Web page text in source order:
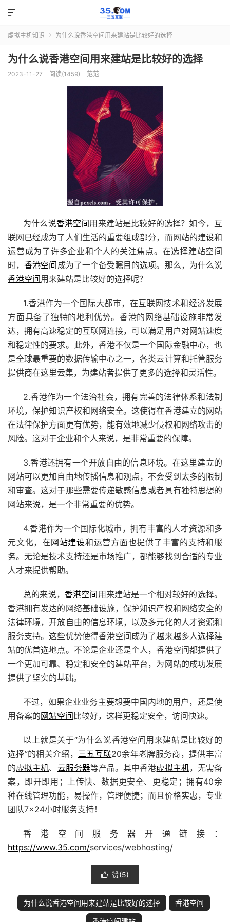

虚拟主机知识  为什么说香港空间用来建站是比较好的选择
为什么说香港空间用来建站是比较好的选择
2023-11-27 阅读(1459) 范范
为什么说香港空间用来建站是比较好的选择？如今，互
联网已经成为了人们生活的重要组成部分，而网站的建设和
运营成为了许多企业和个人的关注焦点。在选择建站空间
时， 香港空间成为了一个备受瞩目的选项。那么，为什么说
香港空间用来建站是比较好的选择呢？
1.香港作为一个国际大都市，在互联网技术和经济发展
方面具备了独特的地利优势。香港的网络基础设施非常发
达，拥有高速稳定的互联网连接，可以满足用户对网站速度
和稳定性的要求。此外，香港不仅是一个国际金融中心，也
是全球最重要的数据传输中心之一，各类云计算和托管服务
提供商在这里云集，为建站者提供了更多的选择和灵活性。
2.香港作为一个法治社会，拥有完善的法律体系和法制
环境，保护知识产权和网络安全。这使得在香港建立的网站
在法律保护方面更有优势，能有效地减少侵权和网络攻击的
风险。这对于企业和个人来说，是非常重要的保障。
3.香港还拥有一个开放自由的信息环境。在这里建立的
网站可以更加自由地传播信息和观点，不会受到太多的限制
和审查。这对于那些需要传递敏感信息或者具有独特思想的
网站来说，是一个非常重要的优势。
4.香港作为一个国际化城市，拥有丰富的人才资源和多
元文化，在网站建设和运营方面也提供了丰富的支持和服
务。无论是技术支持还是市场推广，都能够找到合适的专业
人才来提供帮助。
总的来说， 香港空间用来建站是一个相对较好的选择。
香港拥有发达的网络基础设施，保护知识产权和网络安全的
法律环境，开放自由的信息环境，以及多元化的人才资源和
服务支持。这些优势使得香港空间成为了越来越多人选择建
站的优首选地点。不论是企业还是个人，香港空间都提供了
一个更加可靠、稳定和安全的建站平台，为网站的成功发展
提供了坚实的基础。
不过，如果企业业务主要想要中国内地的用户，还是使
用备案的网站空间比较好，这样更稳定安全，访问快速。
以上就是关于“为什么说香港空间用来建站是比较好的
选择”的相关介绍， 三五互联20余年老牌服务商，提供丰富
的虚拟主机、 云服务器等产品。其中香港虚拟主机，无需备
案，即开即用；上传快、数据更安全、更稳定；拥有40余
种在线管理功能，易操作，管理便捷；而且价格实惠，专业
团队7×24小时服务支持！
香港空间服务器开通链接：
https://www.35.com/services/webhosting/
 赞(5)
为什么说香港空间用来建站是比较好的选择 香港空间